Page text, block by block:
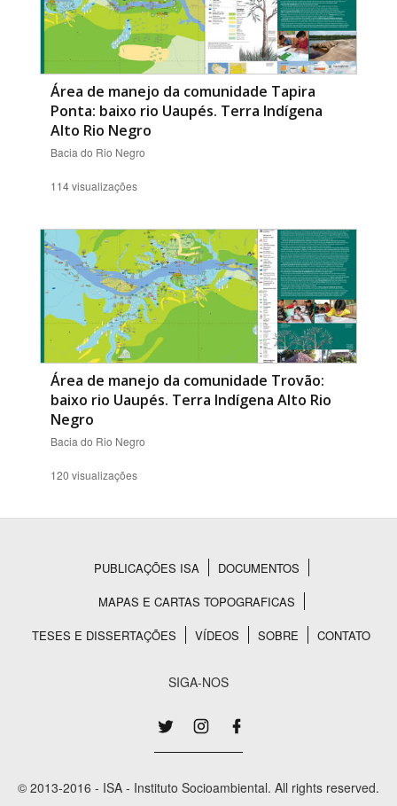
Área de manejo da comunidade Tapira
Ponta: baixo rio Uaupés. Terra Indígena
Alto Rio Negro
Bacia do Rio Negro
114 visualizações
Área de manejo da comunidade Trovão:
baixo rio Uaupés. Terra Indígena Alto Rio
Negro
Bacia do Rio Negro
120 visualizações
Rodapé
PUBLICAÇÕES ISA
DOCUMENTOS
MAPAS E CARTAS TOPOGRAFICAS
TESES E DISSERTAÇÕES
VÍDEOS SOBRE CONTATO
SIGA-NOS
© 2013-2016 - ISA - Instituto Socioambiental. All rights reserved.